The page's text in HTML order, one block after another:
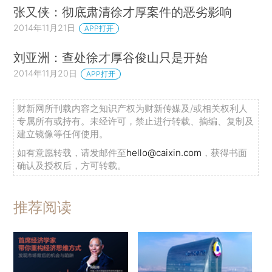
张又侠：彻底肃清徐才厚案件的恶劣影响
2014年11月21日 APP打开
刘亚洲：查处徐才厚谷俊山只是开始
2014年11月20日 APP打开
财新网所刊载内容之知识产权为财新传媒及/或相关权利人
专属所有或持有。未经许可，禁止进行转载、摘编、复制及
建立镜像等任何使用。
如有意愿转载，请发邮件至hello@caixin.com ，获得书面
确认及授权后，方可转载。
推荐阅读